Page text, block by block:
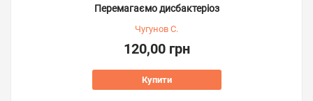
Перемагаємо дисбактеріоз
Чугунов С.
120,00 грн
Купити